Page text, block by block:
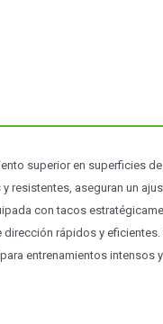
superior en superficies de
resistentes, aseguran un
con tacos
rápidos y eficientes.
entrenamientos intensos y